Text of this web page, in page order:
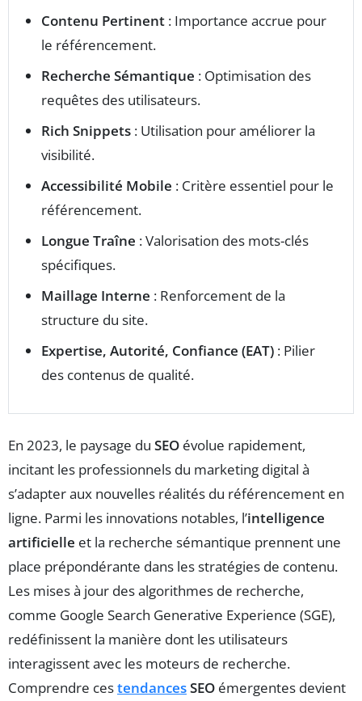
Contenu Pertinent : Importance accrue pour
le référencement.
Recherche Sémantique : Optimisation des
requêtes des utilisateurs.
Rich Snippets : Utilisation pour améliorer la
visibilité.
Accessibilité Mobile : Critère essentiel pour le
référencement.
Longue Traîne : Valorisation des mots-clés
spécifiques.
Maillage Interne : Renforcement de la
structure du site.
Expertise, Autorité, Confiance (EAT) : Pilier
des contenus de qualité.
En 2023, le paysage du SEO évolue rapidement,
incitant les professionnels du marketing digital à
s’adapter aux nouvelles réalités du référencement en
ligne. Parmi les innovations notables, l’intelligence
artificielle et la recherche sémantique prennent une
place prépondérante dans les stratégies de contenu.
Les mises à jour des algorithmes de recherche,
comme Google Search Generative Experience (SGE),
redéfinissent la manière dont les utilisateurs
interagissent avec les moteurs de recherche.
Comprendre cestendancesSEO émergentes devient